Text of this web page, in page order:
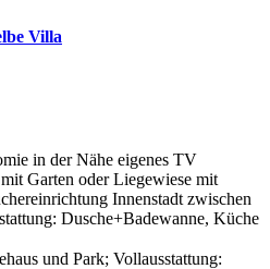
Villa
in der Nähe eigenes TV
mit Garten oder Liegewiese mit
Innenstadt zwischen
Dusche+Badewanne, Küche
und Park; Vollausstattung: